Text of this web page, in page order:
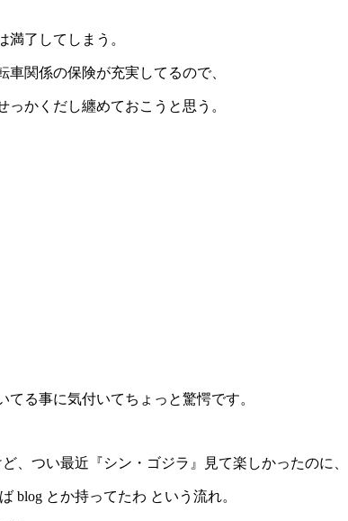
了してしまう。
関係の保険が充実してるので、
かくだし纏めておこうと思う。
る事に気付いてちょっと驚愕です。
、つい最近『シン・ゴジラ』見て楽しかったのに、
blog とか持ってたわ という流れ。